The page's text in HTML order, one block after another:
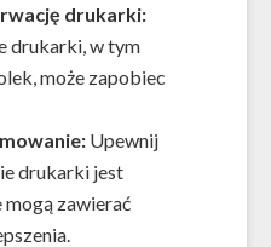
drukarki:
drukarki, w tym
może zapobiec
Upewnij
drukarki jest
zawierać